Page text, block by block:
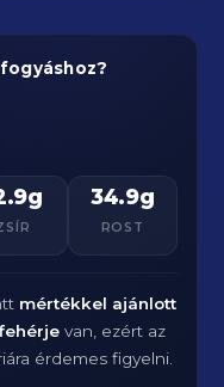
34.9g
ROST
mértékkel ajánlott
fehérje van, ezért az
érdemes figyelni.